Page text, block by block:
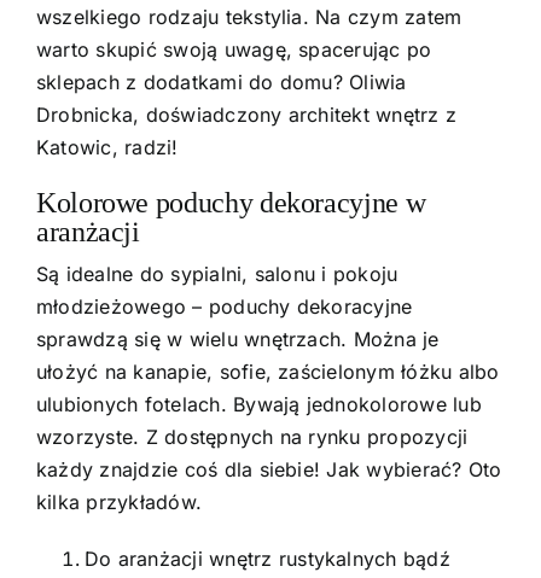
wszelkiego rodzaju tekstylia. Na czym zatem
warto skupić swoją uwagę, spacerując po
sklepach z dodatkami do domu? Oliwia
Drobnicka, doświadczony architekt wnętrz z
Katowic, radzi!
Kolorowe poduchy dekoracyjne w
aranżacji
Są idealne do sypialni, salonu i pokoju
młodzieżowego – poduchy dekoracyjne
sprawdzą się w wielu wnętrzach. Można je
ułożyć na kanapie, sofie, zaścielonym łóżku albo
ulubionych fotelach. Bywają jednokolorowe lub
wzorzyste. Z dostępnych na rynku propozycji
każdy znajdzie coś dla siebie! Jak wybierać? Oto
kilka przykładów.
Do aranżacji wnętrz rustykalnych bądź